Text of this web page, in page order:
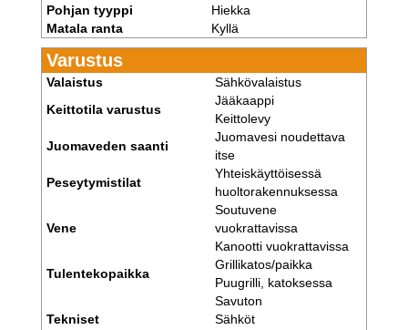
Pohjan tyyppi
Hiekka
Matala ranta
Kyllä
Varustus
Valaistus
Sähkövalaistus
Keittotila varustus
Jääkaappi
Keittolevy
Juomaveden saanti
Juomavesi noudettava
itse
Peseytymistilat
Yhteiskäyttöisessä
huoltorakennuksessa
Vene
Soutuvene
vuokrattavissa
Kanootti vuokrattavissa
Tulentekopaikka
Grillikatos/paikka
Puugrilli, katoksessa
Tekniset
Savuton
Sähköt